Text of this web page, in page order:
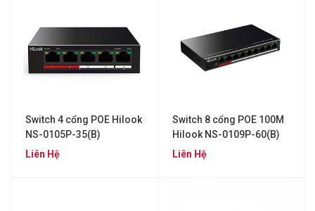
Switch 4 cổng POE Hilook
NS-0105P-35(B)
Liên Hệ
Switch 8 cổng POE 100M
Hilook NS-0109P-60(B)
Liên Hệ